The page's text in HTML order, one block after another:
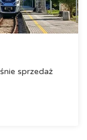
sprzedaż